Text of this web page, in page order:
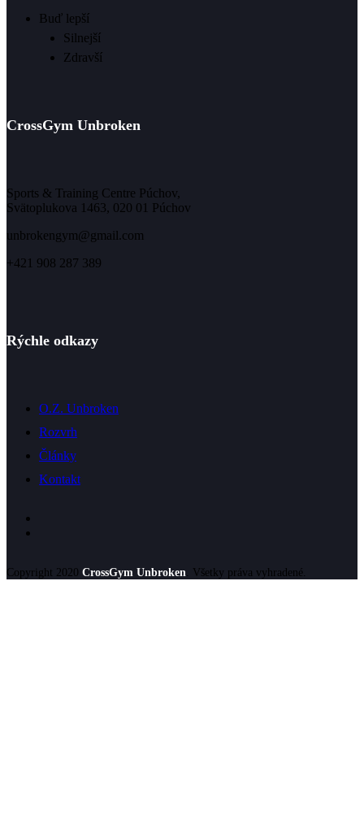
Buď lepší
Silnejší
Zdravší
CrossGym Unbroken
Sports & Training Centre Púchov,
Svätoplukova 1463, 020 01 Púchov
unbrokengym@gmail.com
+421 908 287 389
Rýchle odkazy
O.Z. Unbroken
Rozvrh
Články
Kontakt
Copyright 2020 CrossGym Unbroken . Všetky práva vyhradené.